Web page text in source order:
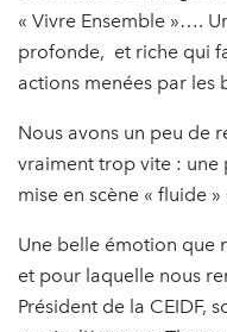
« Vivre Ensemble »….
profonde, et riche qui
actions menées par les
Nous avons un peu de
vraiment trop vite : une
mise en scène « fluide
Une belle émotion que
et pour laquelle nous
Président de la CEIDF,